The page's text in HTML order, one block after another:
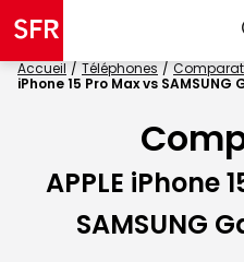
Accueil Téléphones
iPhone 15 Pro Max vs SAMSUNG
APPLE iPhone
SAMSUNG